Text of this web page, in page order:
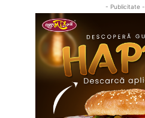
- Publicitate -